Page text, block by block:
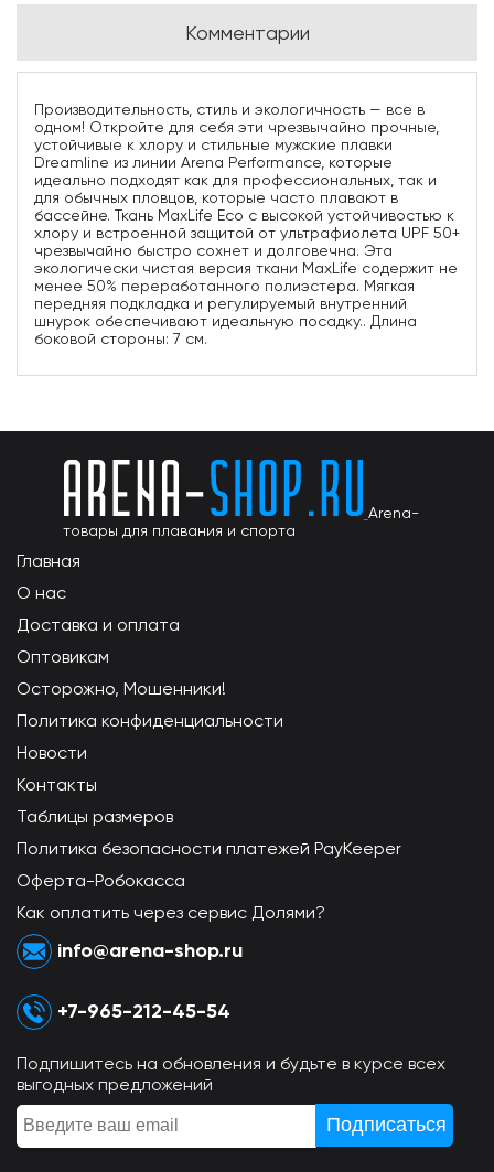
Комментарии
Производительность, стиль и экологичность — все в
одном! Откройте для себя эти чрезвычайно прочные,
устойчивые к хлору и стильные мужские плавки
Dreamline из линии Arena Performance, которые
идеально подходят как для профессиональных, так и
для обычных пловцов, которые часто плавают в
бассейне. Ткань MaxLife Eco с высокой устойчивостью к
хлору и встроенной защитой от ультрафиолета UPF 50+
чрезвычайно быстро сохнет и долговечна. Эта
экологически чистая версия ткани MaxLife содержит не
менее 50% переработанного полиэстера. Мягкая
передняя подкладка и регулируемый внутренний
шнурок обеспечивают идеальную посадку.. Длина
боковой стороны: 7 см.
Arena-
товары для плавания и спорта
Главная
О нас
Доставка и оплата
Оптовикам
Осторожно, Мошенники!
Политика конфиденциальности
Новости
Контакты
Таблицы размеров
Политика безопасности платежей PayKeeper
Оферта-Робокасса
Как оплатить через сервис Долями?
info@arena-shop.ru
+7-965-212-45-54
Подпишитесь на обновления и будьте в курсе всех
выгодных предложений